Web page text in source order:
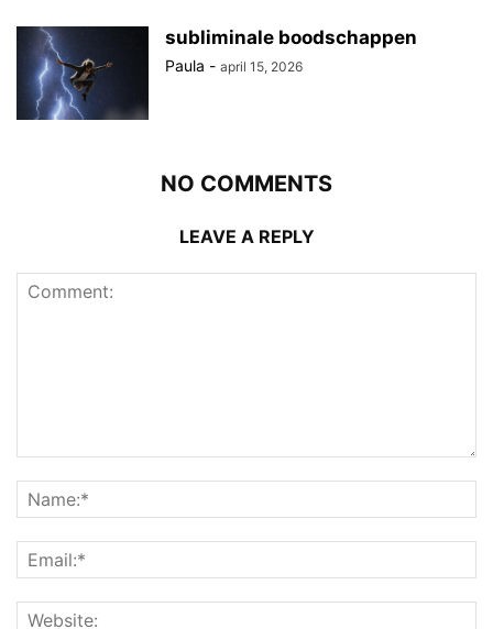
subliminale boodschappen
Paula - april 15, 2026
NO COMMENTS
LEAVE A REPLY